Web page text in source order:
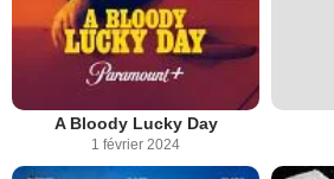
A Bloody Lucky Day
1 février 2024